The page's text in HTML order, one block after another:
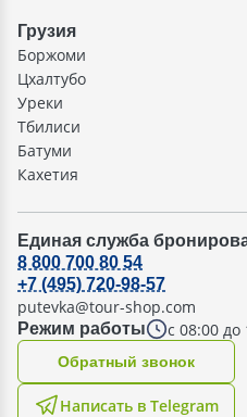
Грузия
Боржоми
Цхалтубо
Уреки
Тбилиси
Батуми
Кахетия
Единая служба
Режим работы с 08:00 до
8 800 700 80 54
+7 (495) 720-98-57
putevka@tour-shop.com
Написать в Telegram
Oбратный звонок